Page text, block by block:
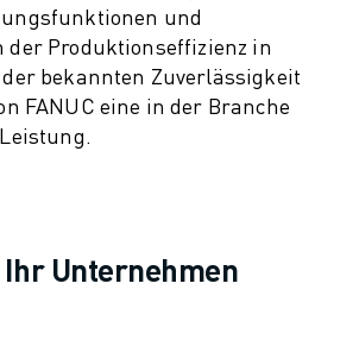
UND -GEWINDESCHNEIDEN
und
der Produktionseffizienz in
bekannten Zuverlässigkeit
FANUC eine in der Branche
Unternehmen